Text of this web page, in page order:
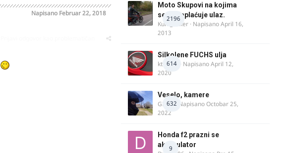
Napisano Februar 22, 2018
2196
Moto Skupovi na kojima
se ne naplaćuje ulaz.
Kum_Mixer · NapisanoApril 16,
2013
614
Silkolene FUCHS ulja
ktm600 · NapisanoApril 12,
2020
632
Veselo, kamere
GR 46· NapisanoOctobar 25,
2022
9
Honda f2 prazni se
akomulator